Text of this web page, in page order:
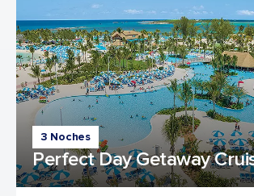
3 Noches
Perfect Day Getaway